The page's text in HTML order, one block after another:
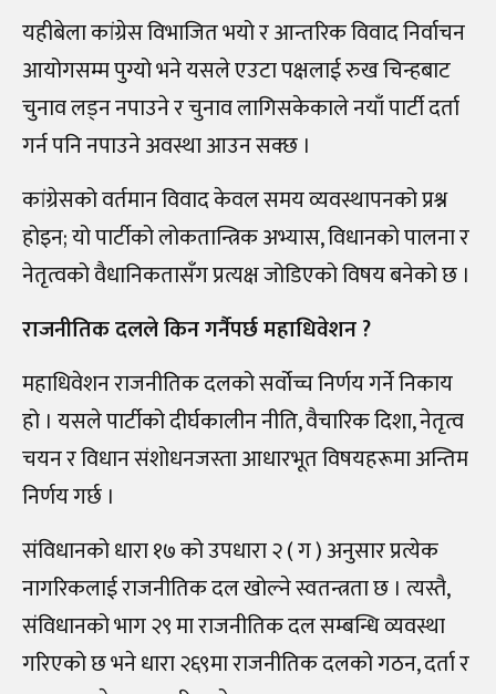
यहीबेला कांग्रेस विभाजित भयो र आन्तरिक विवाद निर्वाचन
आयोगसम्म पुग्यो भने यसले एउटा पक्षलाई रुख चिन्हबाट
चुनाव लड्न नपाउने र चुनाव लागिसकेकाले नयाँ पार्टी दर्ता
गर्न पनि नपाउने अवस्था आउन सक्छ ।
कांग्रेसको वर्तमान विवाद केवल समय व्यवस्थापनको प्रश्न
होइन; यो पार्टीको लोकतान्त्रिक अभ्यास, विधानको पालना र
नेतृत्वको वैधानिकतासँग प्रत्यक्ष जोडिएको विषय बनेको छ ।
राजनीतिक दलले किन गर्नैपर्छ महाधिवेशन ?
महाधिवेशन राजनीतिक दलको सर्वोच्च निर्णय गर्ने निकाय
हो । यसले पार्टीको दीर्घकालीन नीति, वैचारिक दिशा, नेतृत्व
चयन र विधान संशोधनजस्ता आधारभूत विषयहरूमा अन्तिम
निर्णय गर्छ ।
संविधानको धारा १७ को उपधारा २ ( ग ) अनुसार प्रत्येक
नागरिकलाई राजनीतिक दल खोल्ने स्वतन्त्रता छ । त्यस्तै,
संविधानको भाग २९ मा राजनीतिक दल सम्बन्धि व्यवस्था
गरिएको छ भने धारा २६९मा राजनीतिक दलको गठन, दर्ता र